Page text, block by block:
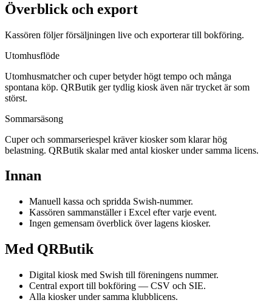
Överblick och export
Kassören följer försäljningen live och exporterar till bokföring.
Utomhusflöde
Utomhusmatcher och cuper betyder högt tempo och många
spontana köp. QRButik ger tydlig kiosk även när trycket är som
störst.
Sommarsäsong
Cuper och sommarseriespel kräver kiosker som klarar hög
belastning. QRButik skalar med antal kiosker under samma licens.
Innan
Manuell kassa och spridda Swish-nummer.
Kassören sammanställer i Excel efter varje event.
Ingen gemensam överblick över lagens kiosker.
Med QRButik
Digital kiosk med Swish till föreningens nummer.
Central export till bokföring — CSV och SIE.
Alla kiosker under samma klubblicens.